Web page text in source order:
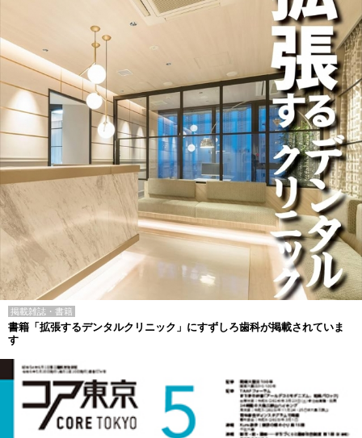
掲載雑誌・書籍
書籍「拡張するデンタルクリニック」にすずしろ歯科が掲載されていま
す